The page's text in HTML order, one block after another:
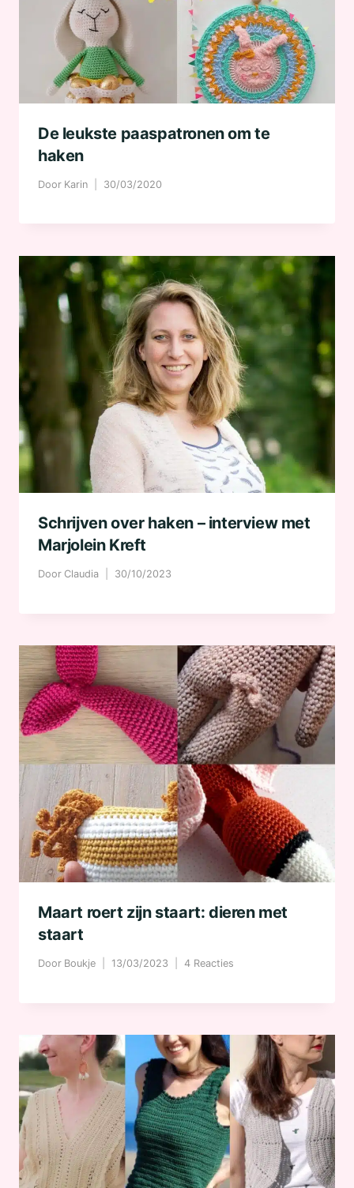
De leukste paaspatronen om te
haken
Door Karin 30/03/2020
Schrijven over haken – interview met
Marjolein Kreft
Door Claudia 30/10/2023
Maart roert zijn staart: dieren met
staart
Door Boukje 13/03/2023 4 Reacties